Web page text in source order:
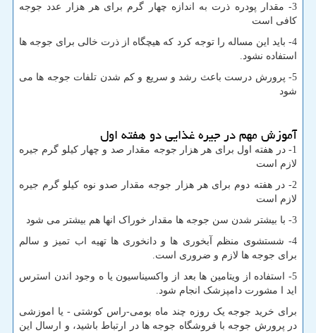
3- مقدار پودره ذرت به اندازه چهار گرم برای هر هزار عدد جوجه
کافی است
4- باید این مساله را توجه کرد که هیچگاه از ذرت خالی برای جوجه ها
استفاده نشود.
5- پرورش درست باعث رشد و سریع و کم شدن تلفات جوجه ها می
شود
آموزش مهم در جیره غذایی دو هفته اول
1- در هفته اول برای هر هزار جوجه مقدار صد و چهار کیلو گرم جیره
لازم است
2- در هفته دوم برای هر هزار جوجه مقدار صدو نوه کیلو گرم جیره
لازم است
3- با بیشتر شدن سن جوجه ها مقدار خوراک انها هم بیشتر می شود
4- شستشوی منظم آبخوری ها و دانخوری ها تهیه اب تمیز و سالم
برای جوجه ها لازم و ضروری است.
5- استفاده از ویتامین ها بعد از واکسیناسیون یا ه وجود اندن استرس
اید ا مشورت دامپزشک انجام شود.
برای خرید جوجه یک روزه چند ماه بومی-راس کوشتی - یا اموزشی
در پرورش جوجه با فروشگاه جوجه ها در ارتباط باشید، و ارسال این